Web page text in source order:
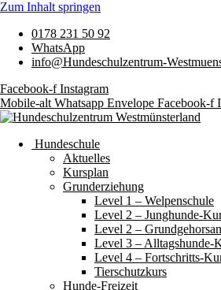
Zum Inhalt springen
0178 231 50 92
WhatsApp
info@Hundeschulzentrum-
Facebook-f Instagram
Mobile-alt Whatsapp Envelope Facebook-f
Hundeschule
Aktuelles
Kursplan
Grunderziehung
Level 1 – Welpenschule
Level 2 – Junghunde-
Level 2 –
Level 3 – Alltagshunde-
Level 4 – Fortschritts-
Tierschutzkurs
Hunde-Freizeit